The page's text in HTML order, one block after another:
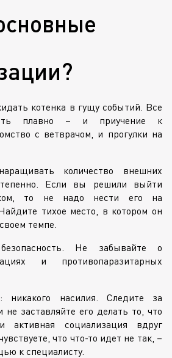
котенка в гущу событий. Все
плавно – и приучение к
с ветврачом, и прогулки на
количество внешних
Если вы решили выйти
то не надо нести его на
тихое место, в котором он
темпе.
Не забывайте о
и противопаразитарных
никакого насилия. Следите за
не заставляйте его делать то, что
социализация вдруг
что что-то идет не так, –
к специалисту.